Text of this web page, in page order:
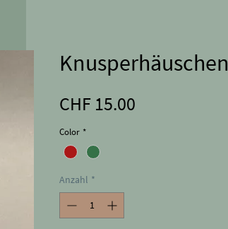
Knusperhäuschen
CHF 15.00
Color *
Anzahl *